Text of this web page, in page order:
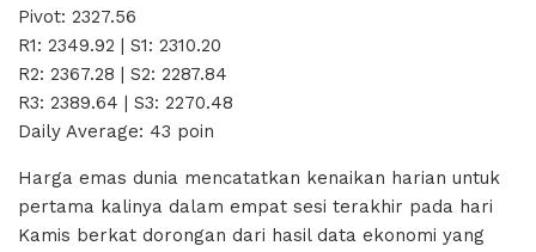
Pivot: 2327.56
R1: 2349.92 | S1: 2310.20
R2: 2367.28 | S2: 2287.84
R3: 2389.64 | S3: 2270.48
Daily Average: 43 poin
Harga emas dunia mencatatkan kenaikan harian untuk
pertama kalinya dalam empat sesi terakhir pada hari
Kamis berkat dorongan dari hasil data ekonomi yang